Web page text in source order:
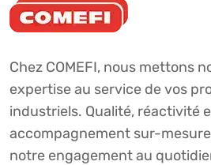
Chez COMEFI, nous mettons
expertise au service de vos
industriels. Qualité, réactivité
accompagnement sur-
notre engagement au